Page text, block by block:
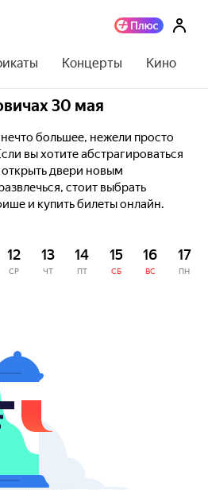
Концерты Кино
30 мая
большее, нежели просто
вы хотите абстрагироваться
двери новым
стоит выбрать
и купить билеты онлайн.
12
СР
13
ЧТ
14
ПТ
15
СБ
16
ВС
17
ПН